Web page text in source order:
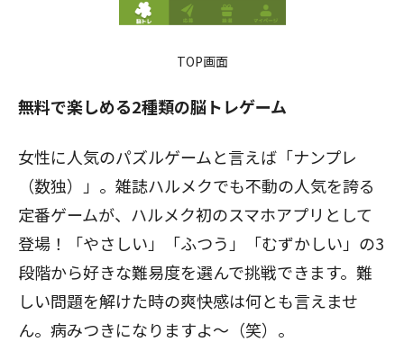
TOP画面
無料で楽しめる2種類の脳トレゲーム
女性に人気のパズルゲームと言えば「ナンプレ
（数独）」。雑誌ハルメクでも不動の人気を誇る
定番ゲームが、ハルメク初のスマホアプリとして
登場！「やさしい」「ふつう」「むずかしい」の3
段階から好きな難易度を選んで挑戦できます。難
しい問題を解けた時の爽快感は何とも言えませ
ん。病みつきになりますよ～（笑）。